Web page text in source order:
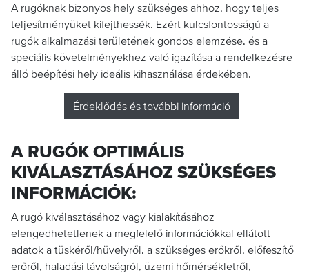
A rugóknak bizonyos hely szükséges ahhoz, hogy teljes
teljesítményüket kifejthessék. Ezért kulcsfontosságú a
rugók alkalmazási területének gondos elemzése, és a
speciális követelményekhez való igazítása a rendelkezésre
álló beépítési hely ideális kihasználása érdekében.
Érdeklődés és további információ
A RUGÓK OPTIMÁLIS
KIVÁLASZTÁSÁHOZ SZÜKSÉGES
INFORMÁCIÓK:
A rugó kiválasztásához vagy kialakításához
elengedhetetlenek a megfelelő információkkal ellátott
adatok a tüskéről/hüvelyről, a szükséges erőkről, előfeszítő
erőről, haladási távolságról, üzemi hőmérsékletről,